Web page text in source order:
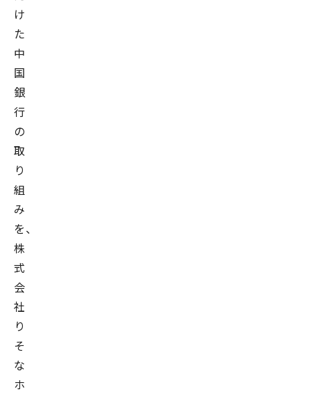
け
た
中
国
銀
行
の
取
り
組
み
を、
株
式
会
社
り
そ
な
ホ